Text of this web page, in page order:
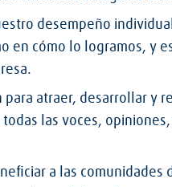
desempeño
en cómo lo logramos, y
para atraer, desarrollar y
las voces,
a las